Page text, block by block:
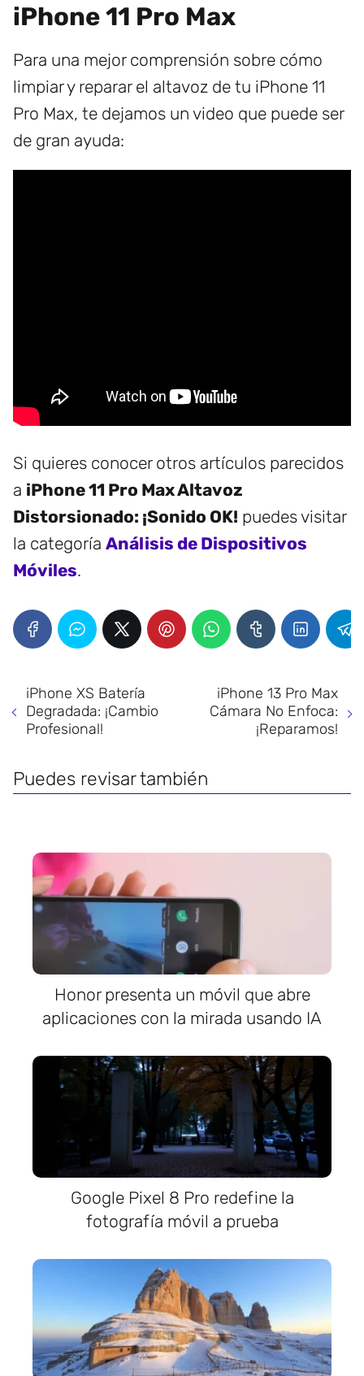
iPhone 11 Pro Max
Para una mejor comprensión sobre cómo
limpiar y reparar el altavoz de tu iPhone 11
Pro Max, te dejamos un video que puede ser
de gran ayuda:
Si quieres conocer otros artículos parecidos
a iPhone 11 Pro Max Altavoz
Distorsionado: ¡Sonido OK! puedes visitar
la categoría Análisis de Dispositivos
Móviles.
iPhone XS Batería
Degradada: ¡Cambio
Profesional!
iPhone 13 Pro Max
Cámara No Enfoca:
¡Reparamos!
Puedes revisar también
Honor presenta un móvil que abre
aplicaciones con la mirada usando IA
Google Pixel 8 Pro redefine la
fotografía móvil a prueba